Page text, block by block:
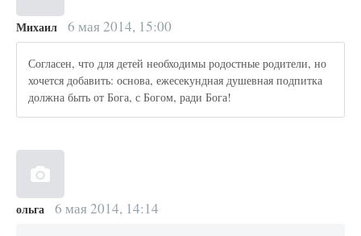
Михаил 6 мая 2014, 15:00
Согласен, что для детей необходимы родостные родители, но
хочется добавить: основа, ежесекундная душевная подпитка
должна быть от Бога, с Богом, ради Бога!
ольга 6 мая 2014, 14:14